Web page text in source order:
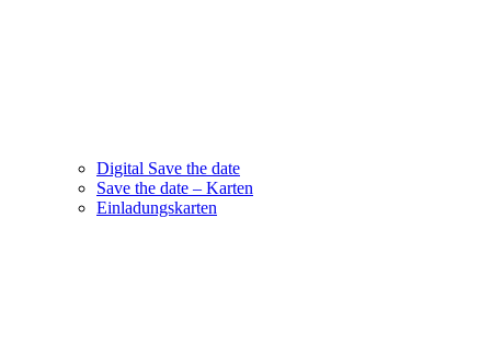
Digital Save the date
Save the date – Karten
Einladungskarten